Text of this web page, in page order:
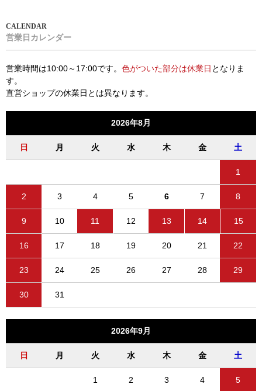
営業日カレンダー
営業時間は10:00～17:00です。 色がついた部分は休業日 となりま
す。
直営ショップの休業日とは異なります。
2026年8月
日 月 火 水 木 金 土
1
2 3 4 5 6 7 8
9 10 11 12 13 14 15
16 17 18 19 20 21 22
23 24 25 26 27 28 29
30 31
2026年9月
日 月 火 水 木 金 土
1 2 3 4 5